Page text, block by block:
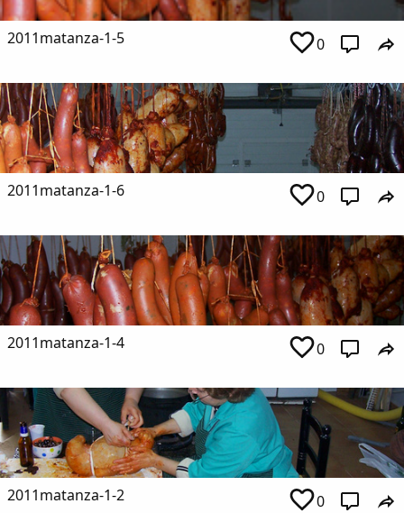
2011matanza-1-5 0
2011matanza-1-6 0
2011matanza-1-4 0
2011matanza-1-2 0